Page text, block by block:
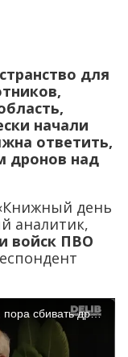
для
начали
ответить,
дронов над
день
аналитик,
войск ПВО